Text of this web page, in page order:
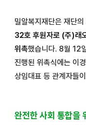
밀알복지재단은 재단
32호 후원자로 (주)래
위촉했습니다. 8월 12
진행된 위촉식에는 이
상임대표 등 관계자들
완전한 사회 통합을